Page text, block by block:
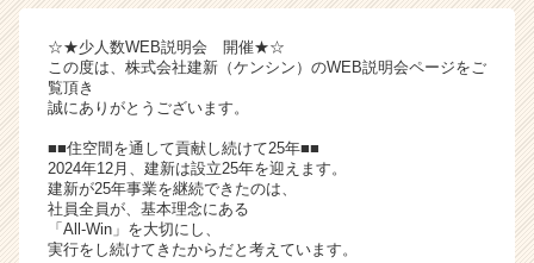
イ
ト
チ
キ
ャ
リ
ア
（C
☆★少人数WEB説明会 開催★☆
この度は、株式会社建新（ケンシン）のWEB説明会ページをご
覧頂き
誠にありがとうございます。
■■住空間を通して貢献し続けて25年■■
2024年12月、建新は設立25年を迎えます。
建新が25年事業を継続できたのは、
社員全員が、基本理念にある
「All-Win」を大切にし、
実行をし続けてきたからだと考えています。